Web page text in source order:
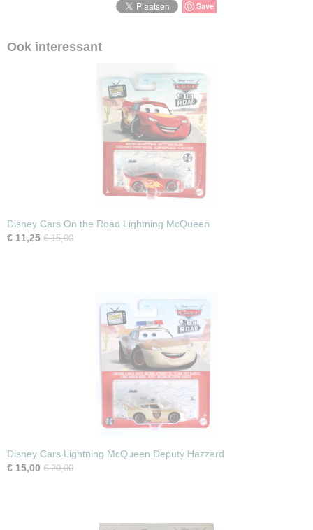
Save
Ook interessant
Disney Cars On the Road Lightning McQueen
€ 11,25 € 15,00
Disney Cars Lightning McQueen Deputy Hazzard
€ 15,00 € 20,00